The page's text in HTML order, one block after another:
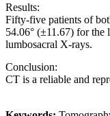
Results:
Fifty-five patients of
54.06° (±11.67) for the
lumbosacral X-rays.
Conclusion:
CT is a reliable and